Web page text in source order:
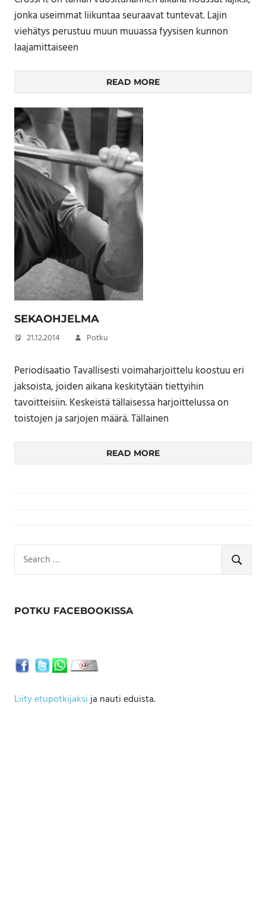
jonka useimmat liikuntaa seuraavat tuntevat. Lajin
viehätys perustuu muun muuassa fyysisen kunnon
laajamittaiseen
READ MORE
SEKAOHJELMA
21.12.2014 Potku
Periodisaatio Tavallisesti voimaharjoittelu koostuu eri
jaksoista, joiden aikana keskitytään tiettyihin
tavoitteisiin. Keskeistä tällaisessa harjoittelussa on
toistojen ja sarjojen määrä. Tällainen
READ MORE
for:
SEARCH
POTKU FACEBOOKISSA
Liity etupotkijaksija nauti eduista.